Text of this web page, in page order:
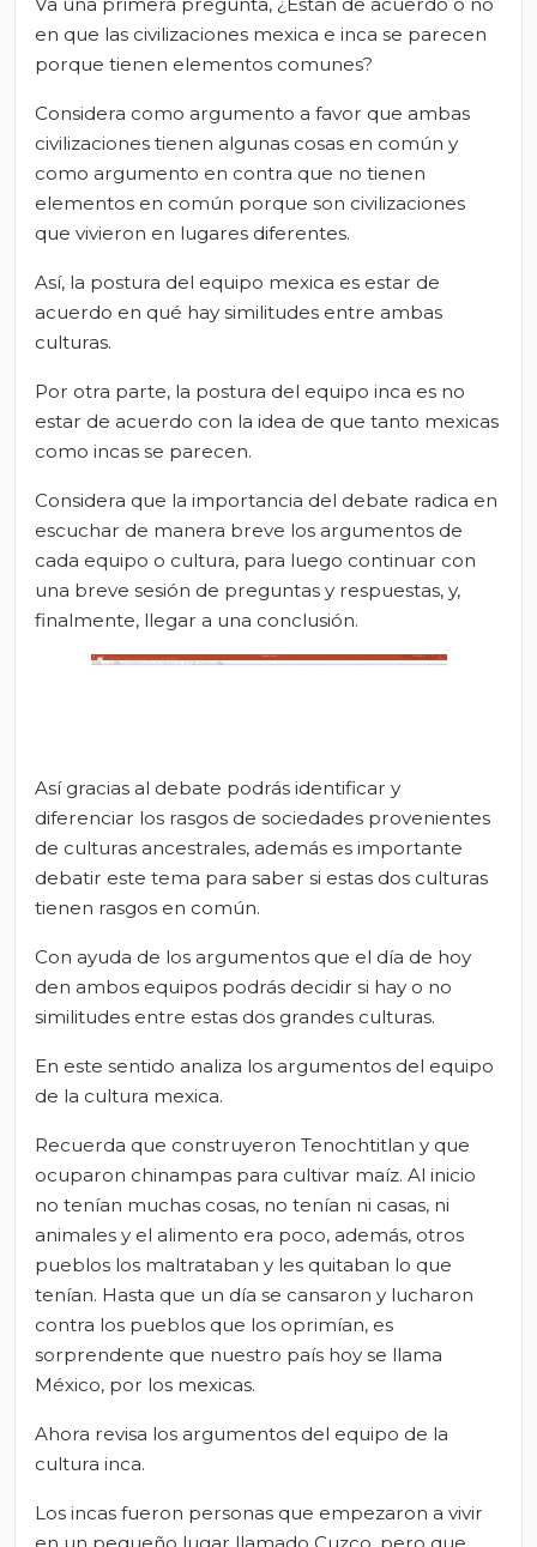
en que las civilizaciones mexica e inca se parecen
porque tienen elementos comunes?
Considera como argumento a favor que ambas
civilizaciones tienen algunas cosas en común y
como argumento en contra que no tienen
elementos en común porque son civilizaciones
que vivieron en lugares diferentes.
Así, la postura del equipo mexica es estar de
acuerdo en qué hay similitudes entre ambas
culturas.
Por otra parte, la postura del equipo inca es no
estar de acuerdo con la idea de que tanto mexicas
como incas se parecen.
Considera que la importancia del debate radica en
escuchar de manera breve los argumentos de
cada equipo o cultura, para luego continuar con
una breve sesión de preguntas y respuestas, y,
finalmente, llegar a una conclusión.
Así gracias al debate podrás identificar y
diferenciar los rasgos de sociedades provenientes
de culturas ancestrales, además es importante
debatir este tema para saber si estas dos culturas
tienen rasgos en común.
Con ayuda de los argumentos que el día de hoy
den ambos equipos podrás decidir si hay o no
similitudes entre estas dos grandes culturas.
En este sentido analiza los argumentos del equipo
de la cultura mexica.
Recuerda que construyeron Tenochtitlan y que
ocuparon chinampas para cultivar maíz. Al inicio
no tenían muchas cosas, no tenían ni casas, ni
animales y el alimento era poco, además, otros
pueblos los maltrataban y les quitaban lo que
tenían. Hasta que un día se cansaron y lucharon
contra los pueblos que los oprimían, es
sorprendente que nuestro país hoy se llama
México, por los mexicas.
Ahora revisa los argumentos del equipo de la
cultura inca.
Los incas fueron personas que empezaron a vivir